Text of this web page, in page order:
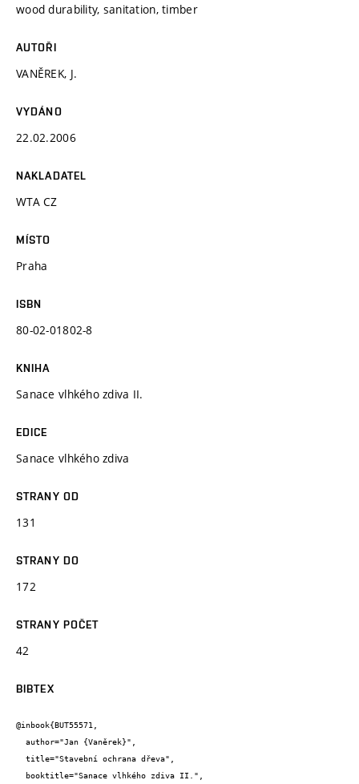
wood durability, sanitation, timber
AUTOŘI
VANĚREK, J.
VYDÁNO
22.02.2006
NAKLADATEL
WTA CZ
MÍSTO
Praha
ISBN
80-02-01802-8
KNIHA
Sanace vlhkého zdiva II.
EDICE
Sanace vlhkého zdiva
STRANY OD
131
STRANY DO
172
STRANY POČET
42
BIBTEX
@inbook{BUT55571,